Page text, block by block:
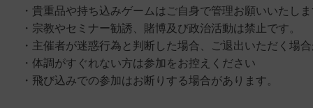
・貴重品や持ち込みゲームはご自身で管理お願いいたし
・宗教やセミナー勧誘、賭博及び政治活動は禁止です。
・主催者が迷惑行為と判断した場合、ご退出いただく場
・体調がすぐれない方は参加をお控えください
・飛び込みでの参加はお断りする場合があります。